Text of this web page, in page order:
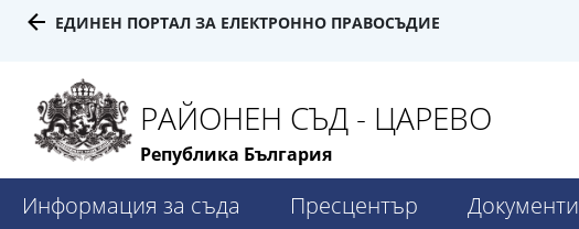
ЕДИНЕН ПОРТАЛ ЗА ЕЛЕКТРОННО ПРАВОСЪДИЕ
РАЙОНЕН СЪД - ЦАРЕВО
Република България
Информация за съда Пресцентър Документи